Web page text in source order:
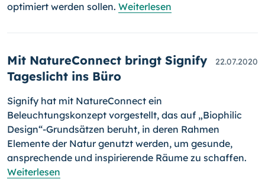
optimiert werden sollen. Weiterlesen
Mit NatureConnect bringt Signify
Tageslicht ins Büro
22.07.2020
Signify hat mit NatureConnect ein
Beleuchtungskonzept vorgestellt, das auf „Biophilic
Design“-Grundsätzen beruht, in deren Rahmen
Elemente der Natur genutzt werden, um gesunde,
ansprechende und inspi­rie­ren­de Räume zu schaffen.
Weiterlesen